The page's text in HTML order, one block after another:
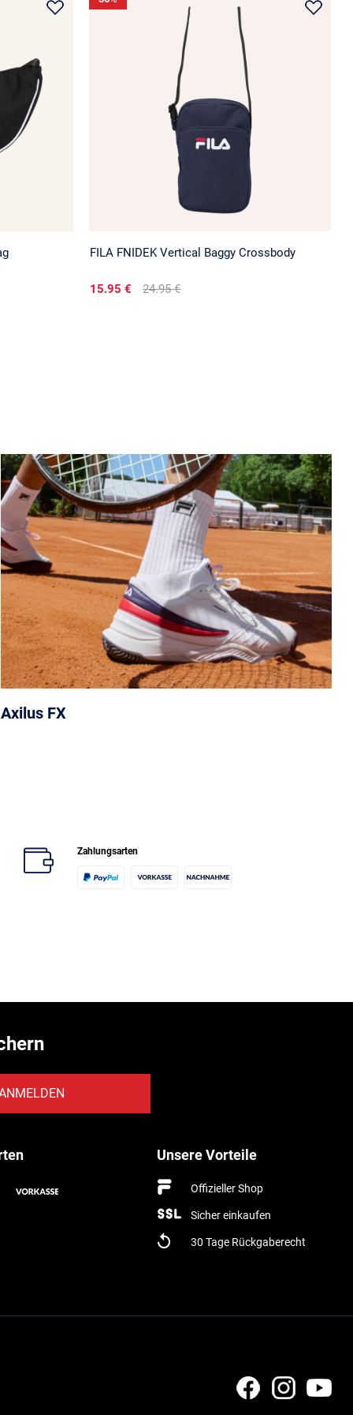
FILA FNIDEK Vertical Baggy Crossbody
15.95 € 24.95 €
Axilus FX
Zahlungsarten
Unsere Vorteile
Offizieller Shop
Sicher einkaufen
30 Tage Rückgaberecht